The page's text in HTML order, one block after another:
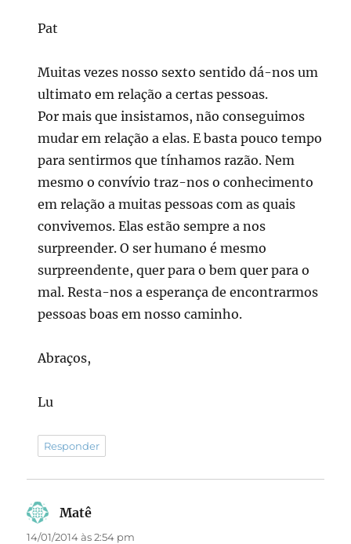
Pat
Muitas vezes nosso sexto sentido dá-nos um
ultimato em relação a certas pessoas.
Por mais que insistamos, não conseguimos
mudar em relação a elas. E basta pouco tempo
para sentirmos que tínhamos razão. Nem
mesmo o convívio traz-nos o conhecimento
em relação a muitas pessoas com as quais
convivemos. Elas estão sempre a nos
surpreender. O ser humano é mesmo
surpreendente, quer para o bem quer para o
mal. Resta-nos a esperança de encontrarmos
pessoas boas em nosso caminho.
Abraços,
Lu
Responder
Matê
14/01/2014 às 2:54 pm